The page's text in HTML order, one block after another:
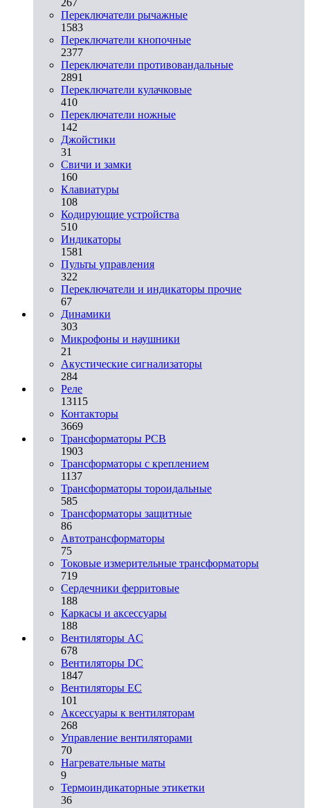
Переключатели рычажные
1583
Переключатели кнопочные
2377
Переключатели противовандальные
2891
Переключатели кулачковые
410
Переключатели ножные
142
Джойстики
31
Свичи и замки
160
Клавиатуры
108
Кодирующие устройства
510
Индикаторы
1581
Пульты управления
322
Переключатели и индикаторы прочие
67
Динамики
303
Микрофоны и наушники
21
Акустические сигнализаторы
284
Реле
13115
Контакторы
3669
Трансформаторы PCB
1903
Трансформаторы с креплением
1137
Трансформаторы тороидальные
585
Трансформаторы защитные
86
Автотрансформаторы
75
Токовые измерительные трансформаторы
719
Сердечники ферритовые
188
Каркасы и аксессуары
188
Вентиляторы AC
678
Вентиляторы DC
1847
Вентиляторы EC
101
Аксессуары к вентиляторам
268
Управление вентиляторами
70
Нагревательные маты
9
Термоиндикаторные этикетки
36